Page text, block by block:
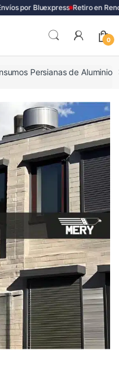
por Bluexpress Retiro en Renca
0
Persianas de Aluminio